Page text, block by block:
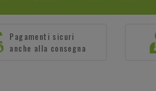
Pagamenti sicuri
anche alla consegna